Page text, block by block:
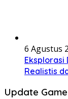
6 Agustus
Eksplorasi
Realistis
Update Game